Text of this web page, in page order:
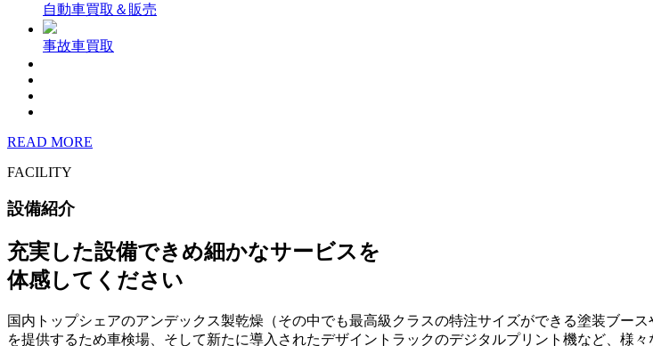
自動車買取＆販売
事故車買取
READ MORE
FACILITY
設備紹介
充実した設備できめ細かなサービスを
体感してください
国内トップシェアのアンデックス製乾燥（その中でも最高級クラスの特注サイズができる塗装ブー
を提供するため車検場、そして新たに導入されたデザイントラックのデジタルプリント機など、様